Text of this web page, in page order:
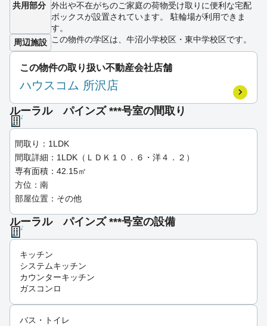
共用部分 外出や不在がちのご家庭の荷物受け取りに便利な宅配
ボックスが設置されています。 駐輪場が利用できま
す。
周辺施設 この物件の学区は、牛沼小学校区・東中学校区です。
この物件の取り扱い不動産会社店舗
ハウスコム 所沢店
ルーラル パインズ ***号室の間取り
間取り：1LDK
間取詳細：1LDK（ＬＤＫ１０．６・洋４．２）
専有面積：42.15㎡
方位：南
部屋位置：その他
ルーラル パインズ ***号室の設備
キッチン
システムキッチン
カウンターキッチン
ガスコンロ
バス・トイレ